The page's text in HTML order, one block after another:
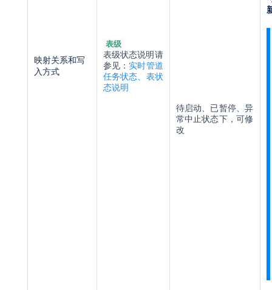
映射关系和写
入方式
表级
表级状态说明请
参见： 实时管道
任务状态、表状
态说明
待启动、已暂停、异
常中止状态下，可修
改